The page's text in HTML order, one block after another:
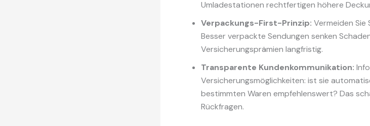
Umladestationen rechtfertigen höhere
Verpackungs-First-Prinzip: Vermeiden Sie
Besser verpackte Sendungen senken
Versicherungsprämien langfristig.
Transparente Kundenkommunikation:
Versicherungsmöglichkeiten: ist sie
bestimmten Waren empfehlenswert? Das
Rückfragen.